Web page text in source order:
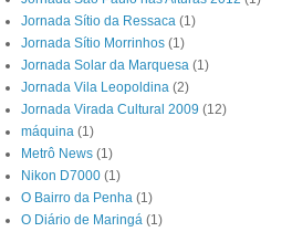
Jornada Sítio da Ressaca (1)
Jornada Sítio Morrinhos (1)
Jornada Solar da Marquesa (1)
Jornada Vila Leopoldina (2)
Jornada Virada Cultural 2009 (12)
máquina (1)
Metrô News (1)
Nikon D7000 (1)
O Bairro da Penha (1)
O Diário de Maringá (1)